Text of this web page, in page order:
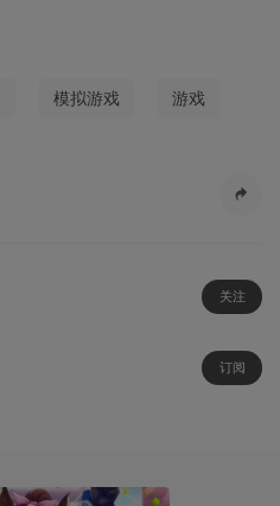
模拟游戏 游戏
关注
订阅